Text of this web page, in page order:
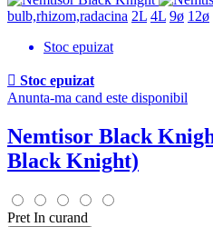
Septembrie 0
Proprietati
Vesnic Verde
Conditii de lumina
Semi-umbra 0
Soare 1
Umbra 0
Inaltime aproximativa la maturitate
bulb,rhizom,radacina 2L 4L 9ø 12ø
Stoc epuizat
 Stoc epuizat
Anunta-ma cand este disponibil
Nemtisor Black
Black Knight)
Pret In curand